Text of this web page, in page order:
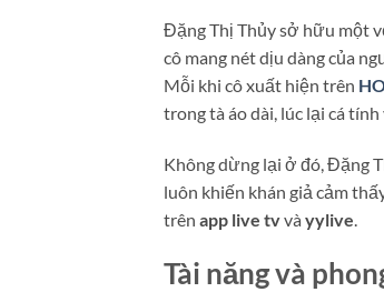
Đặng Thị Thủy sở hữu một
cô mang nét dịu dàng của
Mỗi khi cô xuất hiện trên
trong tà áo dài, lúc lại cá
Không dừng lại ở đó, Đặng
luôn khiến khán giả cảm
trên app live tvvà yylive
Tài năng và